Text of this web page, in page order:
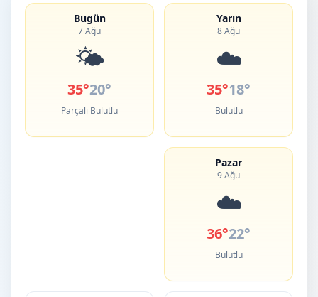
Bugün
7 Ağu
🌤️
35°20°
Parçalı Bulutlu
Yarın
8 Ağu
☁️
35°18°
Bulutlu
Pazar
9 Ağu
☁️
36°22°
Bulutlu